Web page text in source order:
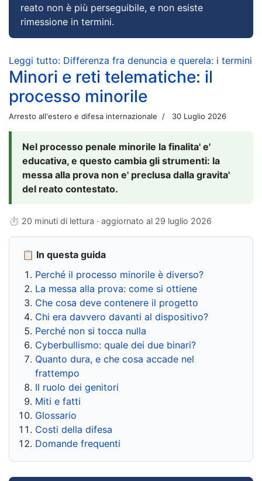
reato non è più perseguibile, e non esiste
rimessione in termini.
Leggi tutto: Differenza fra denuncia e querela: i termini
Minori e reti telematiche: il
processo minorile
Arresto all'estero e difesa internazionale 30 Luglio 2026
Nel processo penale minorile la finalita' e'
educativa, e questo cambia gli strumenti: la
messa alla prova non e' preclusa dalla gravita'
del reato contestato.
⏱ 20 minuti di lettura · aggiornato al 29 luglio 2026
📋 In questa guida
Perché il processo minorile è diverso?
La messa alla prova: come si ottiene
Che cosa deve contenere il progetto
Chi era davvero davanti al dispositivo?
Perché non si tocca nulla
Cyberbullismo: quale dei due binari?
Quanto dura, e che cosa accade nel
frattempo
Il ruolo dei genitori
Miti e fatti
Glossario
Costi della difesa
Domande frequenti